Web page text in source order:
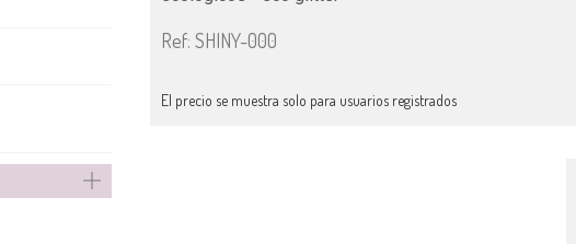
Ref: SHINY-000
El precio se muestra solo para usuarios registrados